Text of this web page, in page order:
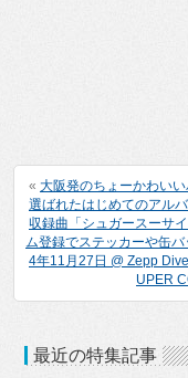
« 大阪発のちょーかわい
選ばれたはじめてのアル
収録曲「シュガースーサ
ム登録でステッカーや缶
4年11月27日 @ Zepp
UPER
最近の特集記事